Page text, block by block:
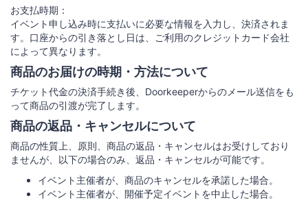
お支払時期：
イベント申し込み時に支払いに必要な情報を入力し、決済されま
す。口座からの引き落とし日は、ご利用のクレジットカード会社
によって異なります。
商品のお届けの時期・方法について
チケット代金の決済手続き後、Doorkeeperからのメール送信をも
って商品の引渡が完了します。
商品の返品・キャンセルについて
商品の性質上、原則、商品の返品・キャンセルはお受けしており
ませんが、以下の場合のみ、返品・キャンセルが可能です。
イベント主催者が、商品のキャンセルを承諾した場合。
イベント主催者が、開催予定イベントを中止した場合。